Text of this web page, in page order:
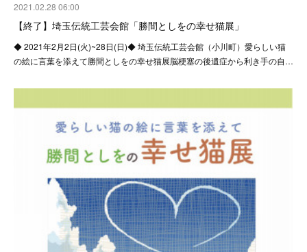
2021.02.28 06:00
【終了】埼玉伝統工芸会館「勝間としをの幸せ猫展」
◆ 2021年2月2日(火)~28日(日)◆ 埼玉伝統工芸会館（小川町）愛らしい猫
の絵に言葉を添えて勝間としをの幸せ猫展脳梗塞の後遺症から利き手の自…